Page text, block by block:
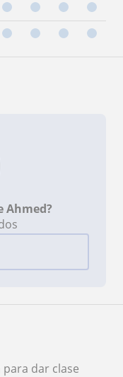
Ahmed?
para dar clase